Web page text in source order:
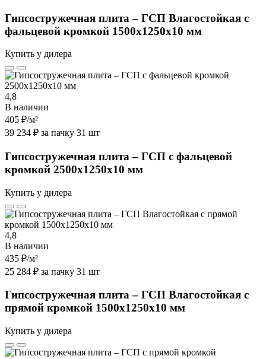
Гипсостружечная плита – ГСП Влагостойкая с
фальцевой кромкой 1500х1250х10 мм
Купить у дилера
4,8
В наличии
405 ₽/м²
39 234 ₽ за пачку 31 шт
Гипсостружечная плита – ГСП с фальцевой
кромкой 2500х1250х10 мм
Купить у дилера
4,8
В наличии
435 ₽/м²
25 284 ₽ за пачку 31 шт
Гипсостружечная плита – ГСП Влагостойкая с
прямой кромкой 1500х1250х10 мм
Купить у дилера